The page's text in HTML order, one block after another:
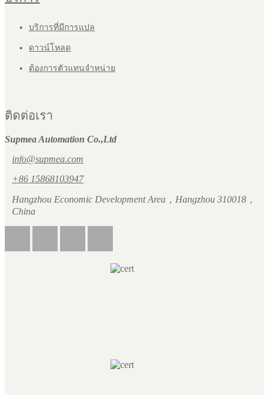
บริการที่มีการแปล
ดาวน์โหลด
ต้องการตัวแทนจำหน่าย
ติดต่อเรา
Supmea Automation Co.,Ltd
info@supmea.com
+86 15868103947
Hangzhou Economic Development Area，Hangzhou 310018，
China